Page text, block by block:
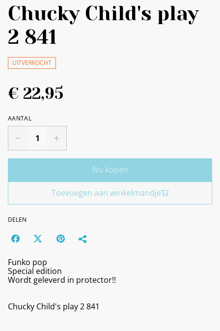
Chucky Child's play
2 841
UITVERKOCHT
€ 22,95
AANTAL
Nu kopen
Toevoegen aan winkelmandje
DELEN
Funko pop
Special edition
Wordt geleverd in protector!!
Chucky Child's play 2 841